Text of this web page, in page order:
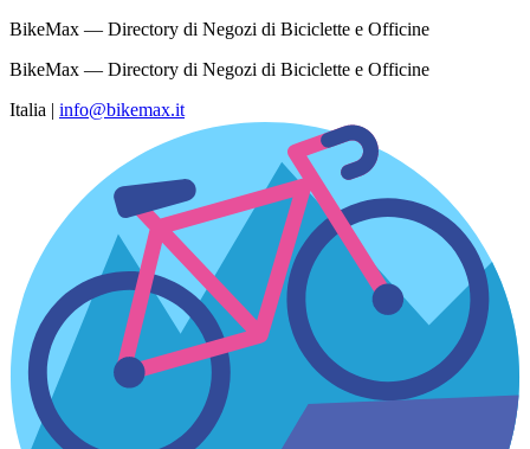
BikeMax — Directory di Negozi di Biciclette e Officine
BikeMax — Directory di Negozi di Biciclette e Officine
Italia | info@bikemax.it